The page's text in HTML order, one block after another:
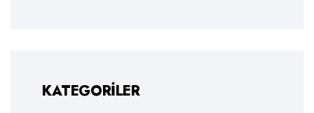
KATEGORILER